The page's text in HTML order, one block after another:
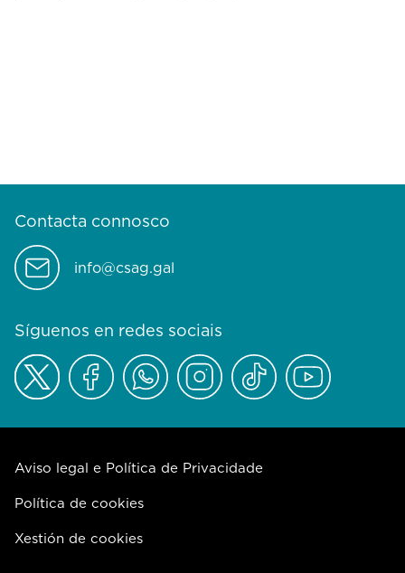
Contacta connosco
info@csag.gal
Síguenos en redes sociais
Aviso legal e Política de Privacidade
Política de cookies
Xestión de cookies